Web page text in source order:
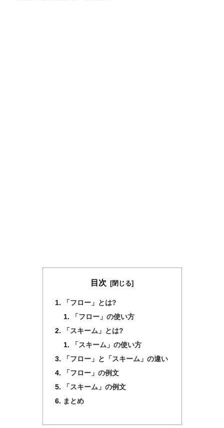
目次
「フロー」とは?
「フロー」の使い方
「スキーム」とは?
「スキーム」の使い方
「フロー」と「スキーム」の違い
「フロー」の例文
「スキーム」の例文
まとめ